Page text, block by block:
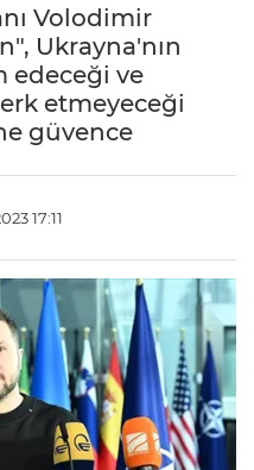
Volodimir
Ukrayna'nın
edeceği ve
etmeyeceği
güvence
17:11